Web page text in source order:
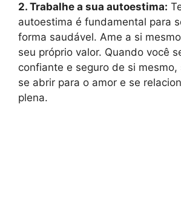
2. Trabalhe a sua autoestima:
autoestima é fundamental para
forma saudável. Ame a si
seu próprio valor. Quando você
confiante e seguro de si mesmo,
se abrir para o amor e se
plena.